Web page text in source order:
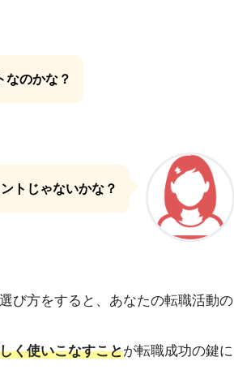
なのかな ？
トじゃないかな？
び方をすると、あなたの転職活動の
く使いこなすことが転職成功の鍵に